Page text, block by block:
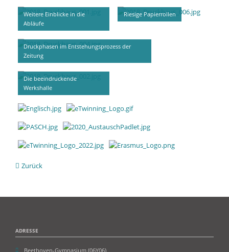
Weitere Einblicke in die
Abläufe
Riesige Papierrollen
Druckphasen im Entstehungsprozess der
Zeitung
Die beeindruckende
Werkshalle
Zurück
ADRESSE
Beethoven-Gymnasium (06Y06)